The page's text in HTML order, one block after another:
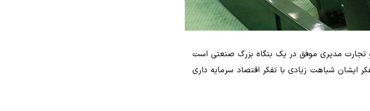
مدیری موفق در یک بنگاه بزرگ صنعتی است
ایشان شباهت زیادی با تفکر اقتصاد سرمایه داری